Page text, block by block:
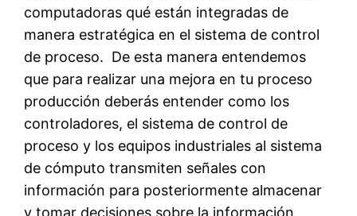
computadoras qué están integradas de
manera estratégica en el sistema de control
de proceso. De esta manera entendemos
que para realizar una mejora en tu proceso
producción deberás entender como los
controladores, el sistema de control de
proceso y los equipos industriales al sistema
de cómputo transmiten señales con
información para posteriormente almacenar
y tomar decisiones sobre la información